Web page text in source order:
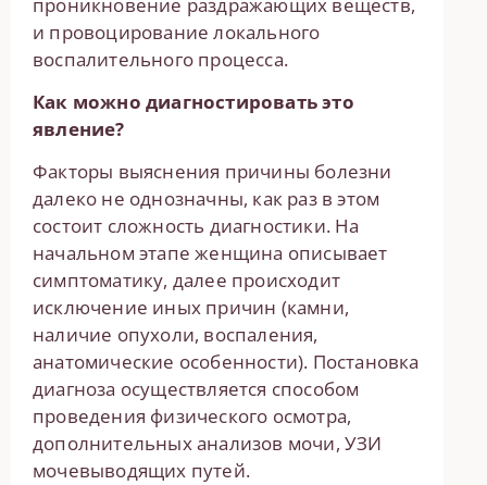
и провоцирование локального
воспалительного процесса.
Как можно диагностировать это
явление?
Факторы выяснения причины болезни
далеко не однозначны, как раз в этом
состоит сложность диагностики. На
начальном этапе женщина описывает
симптоматику, далее происходит
исключение иных причин (камни,
наличие опухоли, воспаления,
анатомические особенности). Постановка
диагноза осуществляется способом
проведения физического осмотра,
дополнительных анализов мочи, УЗИ
мочевыводящих путей.